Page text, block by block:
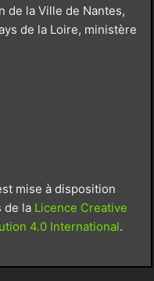
de la Ville de Nantes,
de la Loire, ministère
mise à disposition
de la Licence Creative
4.0 International.